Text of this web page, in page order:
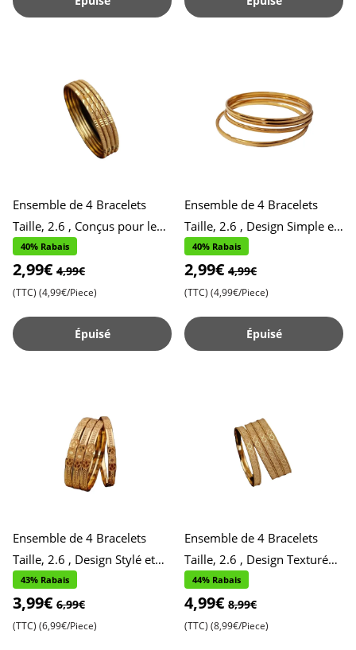
Ensemble de 4 Bracelets
Taille, 2.6 , Conçus pour le
Port Quotidien , Accessoires
Stylés et Pratique
40% Rabais
2,99€ 4,99€
(TTC) (4,99€/Piece)
Épuisé
Ensemble de 4 Bracelets
Taille, 2.6 , Design Simple et
Brillant pour un Usage
Quotidien , Style Épur
40% Rabais
2,99€ 4,99€
(TTC) (4,99€/Piece)
Épuisé
Ensemble de 4 Bracelets
Taille, 2.6 , Design Stylé et
Contemporain , Accessoires
Chics et Tendance ,
43% Rabais
3,99€ 6,99€
(TTC) (6,99€/Piece)
Ensemble de 4 Bracelets
Taille, 2.6 , Design Texturé
pour Occasions Spéciales ,
Accessoires Élégants
44% Rabais
4,99€ 8,99€
(TTC) (8,99€/Piece)